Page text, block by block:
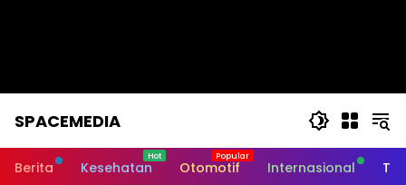
SPACEMEDIA
Berita Kesehatan Otomotif Internasional